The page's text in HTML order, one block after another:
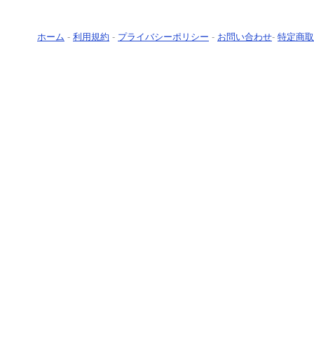
ホーム - 利用規約 - プライバシーポリシー - お問い合わせ- 特定商